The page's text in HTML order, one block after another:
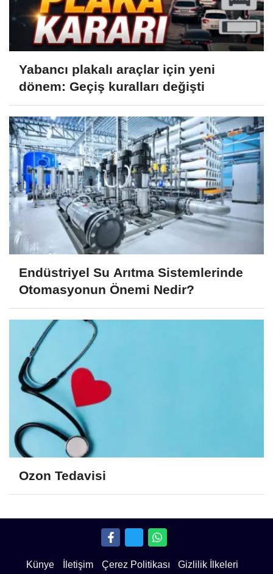
Yabancı plakalı araçlar için yeni
dönem: Geçiş kuralları değişti
Endüstriyel Su Arıtma Sistemlerinde
Otomasyonun Önemi Nedir?
Ozon Tedavisi
Künye İletişim Çerez Politikası Gizlilik İlkeleri